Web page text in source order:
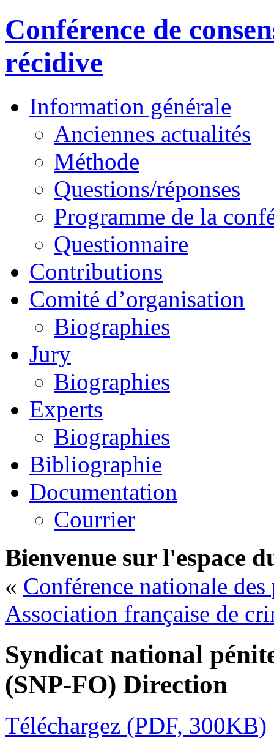
Conférence de
récidive
Information générale
Anciennes actualités
Méthode
Questions/réponses
Programme de la
Questionnaire
Contributions
Comité d’organisation
Biographies
Jury
Biographies
Experts
Biographies
Bibliographie
Documentation
Courrier
Bienvenue sur l'espace
« Conférence nationale
Association française de
Syndicat national
(SNP-FO) Direction
Téléchargez (PDF, 300KB)